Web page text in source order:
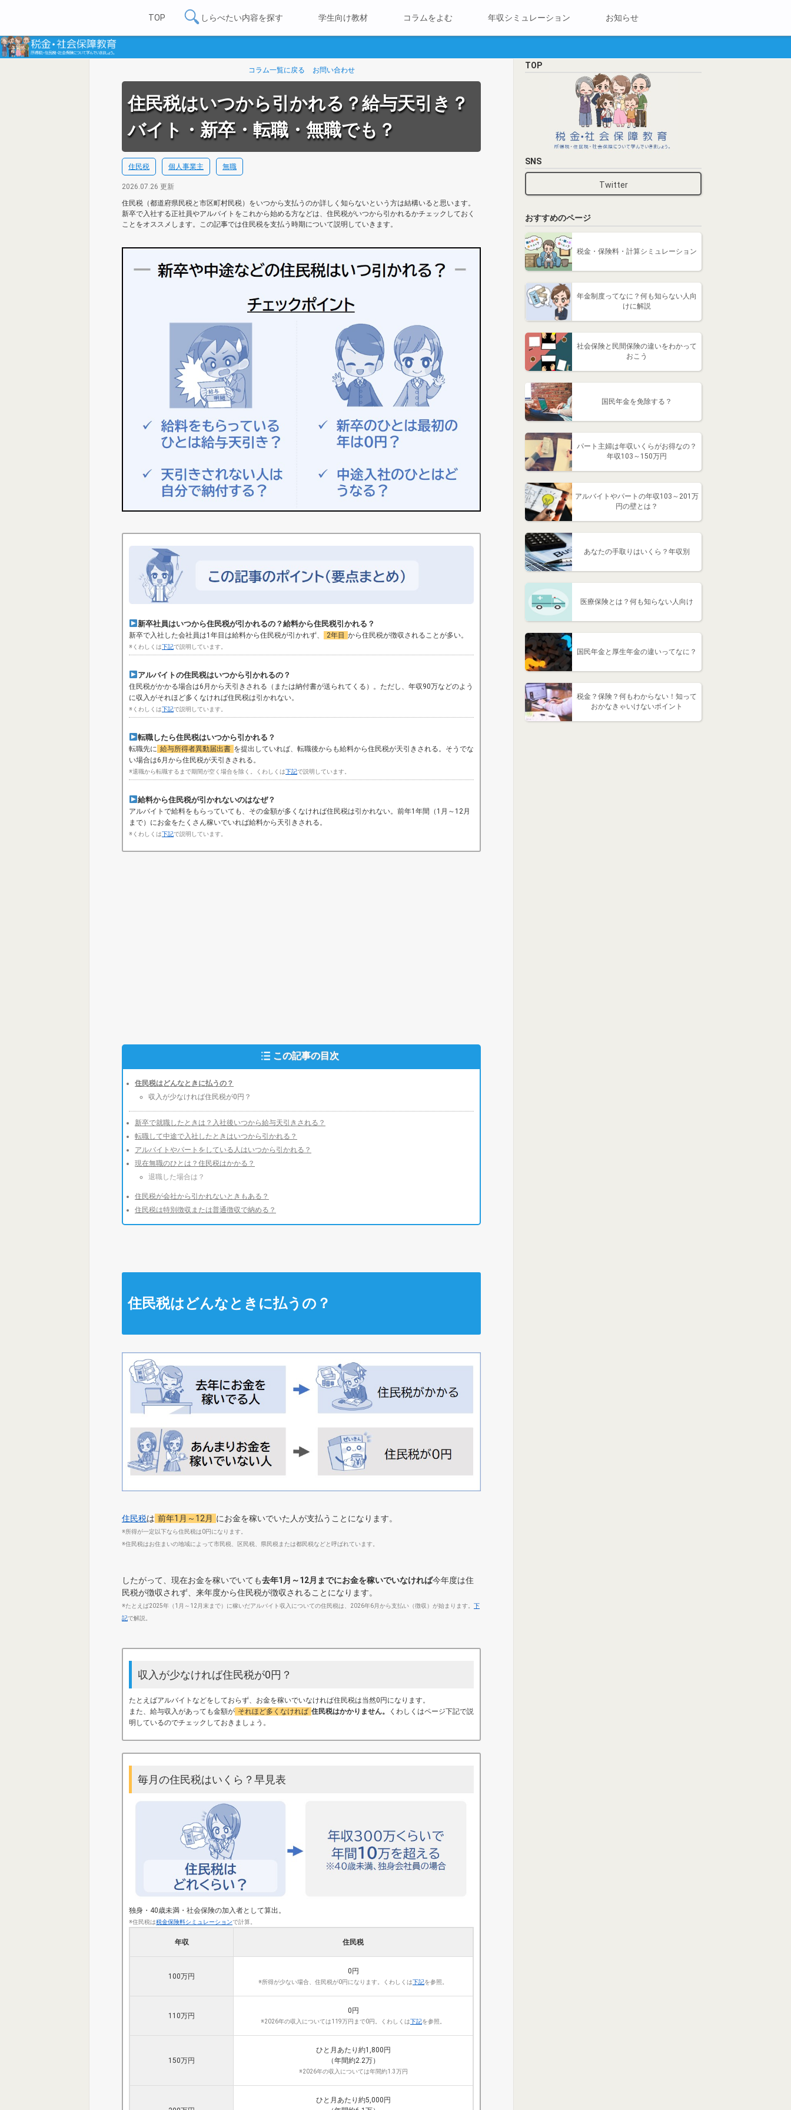
TOP しらべたい内容を探す 学生向け教材 コラムをよむ 年収シミュレーション お知らせ
コラム一覧に戻る お問い合わせ
住民税はいつから引かれる？給与天引き？
バイト・新卒・転職・無職でも？
住民税 個人事業主 無職
2026.07.26 更新
住民税（都道府県民税と市区町村民税）をいつから支払うのか詳しく知らないという方は結構いると思います。
新卒で入社する正社員やアルバイトをこれから始める方などは、住民税がいつから引かれるかチェックしておく
ことをオススメします。この記事では住民税を支払う時期について説明していきます。
新卒社員はいつから住民税が引かれるの？給料から住民税引かれる？
新卒で入社した会社員は1年目は給料から住民税が引かれず、 2年目 から住民税が徴収されることが多い。
※くわしくは下記で説明しています。
アルバイトの住民税はいつから引かれるの？
住民税がかかる場合は6月から天引きされる（または納付書が送られてくる）。ただし、年収90万などのよう
に収入がそれほど多くなければ住民税は引かれない。
※くわしくは下記で説明しています。
転職したら住民税はいつから引かれる？
転職先に 給与所得者異動届出書 を提出していれば、転職後からも給料から住民税が天引きされる。そうでな
い場合は6月から住民税が天引きされる。
※退職から転職するまで期間が空く場合を除く。くわしくは下記で説明しています。
給料から住民税が引かれないのはなぜ？
アルバイトで給料をもらっていても、その金額が多くなければ住民税は引かれない。前年1年間（1月～12月
まで）にお金をたくさん稼いでいれば給料から天引きされる。
※くわしくは下記で説明しています。
この記事の目次
住民税はどんなときに払うの？
収入が少なければ住民税が0円？
新卒で就職したときは？入社後いつから給与天引きされる？
転職して中途で入社したときはいつから引かれる？
アルバイトやパートをしている人はいつから引かれる？
現在無職のひとは？住民税はかかる？
退職した場合は？
住民税が会社から引かれないときもある？
住民税は特別徴収または普通徴収で納める？
住民税はどんなときに払うの？
住民税は 前年1月～12月 にお金を稼いでいた人が支払うことになります。
※所得が一定以下なら住民税は0円になります。
※住民税はお住まいの地域によって市民税、区民税、県民税または都民税などと呼ばれています。
したがって、現在お金を稼いでいても去年1月～12月までにお金を稼いでいなければ今年度は住
民税が徴収されず、来年度から住民税が徴収されることになります。
※たとえば2025年（1月～12月末まで）に稼いだアルバイト収入についての住民税は、2026年6月から支払い（徴収）が始まります。 下
記で解説。
収入が少なければ住民税が0円？
たとえばアルバイトなどをしておらず、お金を稼いでいなければ住民税は当然0円になります。
また、給与収入があっても金額が それほど多くなければ 住民税はかかりません。
くわしくはページ下記で説
明しているのでチェックしておきましょう。
毎月の住民税はいくら？早見表
独身・40歳未満・社会保険の加入者として算出。
※住民税は税金保険料シミュレーションで計算。
年収 住民税
100万円
0円
※所得が少ない場合、住民税が0円になります。くわしくは下記を参照。
110万円
0円
※2026年の収入については119万円まで0円。くわしくは下記を参照。
150万円
ひと月あたり約1,800円
（年間約2.2万）
※2026年の収入については年間約1.3万円
ひと月あたり約5,000円
TOP
SNS
Twitter
おすすめのページ
税金・保険料・計算シミュレーション
年金制度ってなに？何も知らない人向
けに解説
社会保険と民間保険の違いをわかって
おこう
国民年金を免除する？
パート主婦は年収いくらがお得なの？
年収103～150万円
アルバイトやパートの年収103～201万
円の壁とは？
あなたの手取りはいくら？年収別
医療保険とは？何も知らない人向け
国民年金と厚生年金の違いってなに？
税金？保険？何もわからない！知って
おかなきゃいけないポイント